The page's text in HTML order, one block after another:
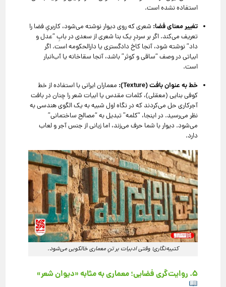
استفاده نشده است.
تغییر معنای فضا: شعری که روی دیوار نوشته می‌شود، کاربریِ فضا را
تعریف می‌کند. اگر بر سردرِ یک بنا شعری از سعدی در بابِ “عدل و
داد” نوشته شود، آنجا کاخ دادگستری یا دارالحکومه است. اگر
ابیاتی در وصف “ساقی و کوثر” باشد، آنجا سقاخانه یا آب‌انبار
است.
خط به عنوان بافت (Texture):
معماران ایرانی با استفاده از خط
کوفی بنایی (معقلی)، کلمات مقدس یا ابیات شعر را چنان در بافت
آجرکاری حل می‌کردند که در نگاه اول شبیه به یک الگوی هندسی به
نظر می‌رسید. در اینجا، “کلمه” تبدیل به “مصالح ساختمانی”
می‌شود. دیوار با شما حرف می‌زند، اما زبانی از جنس آجر و لعاب
دارد.
کتیبه‌نگاری؛ وقتی ادبیات بر تنِ معماری خالکوبی می‌شود.
۵. روایت‌گری فضایی؛ معماری به مثابه «دیوان شعر»